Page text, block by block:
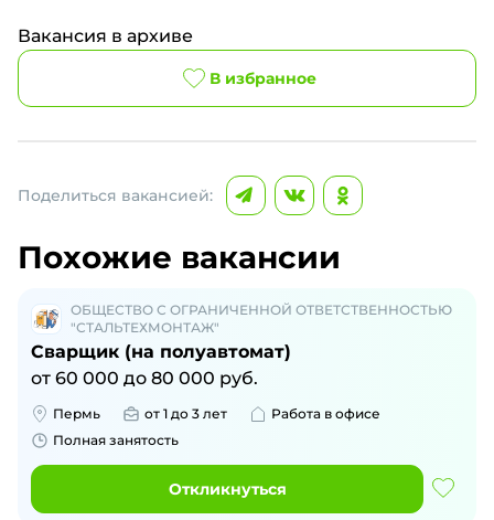
Вакансия в архиве
В избранное
Поделиться вакансией:
Похожие вакансии
ОБЩЕСТВО С ОГРАНИЧЕННОЙ ОТВЕТСТВЕННОСТЬЮ
"СТАЛЬТЕХМОНТАЖ"
Сварщик (на полуавтомат)
от 60 000 до 80 000 руб.
Пермь от 1 до 3 лет
Работа в офисе
Полная занятость
Откликнуться